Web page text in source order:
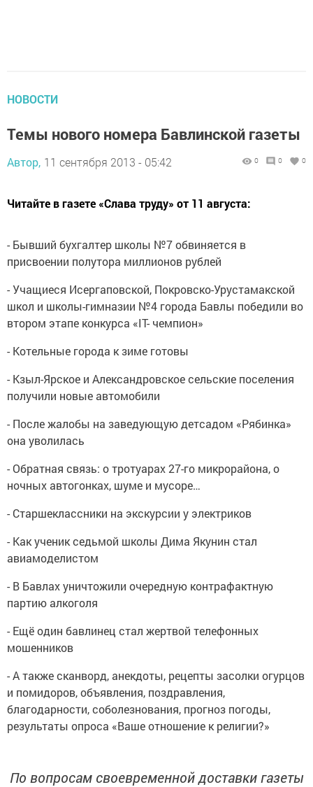
НОВОСТИ
Темы нового номера Бавлинской газеты
Автор, 11 сентября 2013 - 05:42 0 0 0
Читайте в газете «Слава труду» от 11 августа:
- Бывший бухгалтер школы №7 обвиняется в
присвоении полутора миллионов рублей
- Учащиеся Исергаповской, Покровско-Урустамакской
школ и школы-гимназии №4 города Бавлы победили во
втором этапе конкурса «IT- чемпион»
- Котельные города к зиме готовы
- Кзыл-Ярское и Александровское сельские поселения
получили новые автомобили
- После жалобы на заведующую детсадом «Рябинка»
она уволилась
- Обратная связь: о тротуарах 27-го микрорайона, о
ночных автогонках, шуме и мусоре…
- Старшеклассники на экскурсии у электриков
- Как ученик седьмой школы Дима Якунин стал
авиамоделистом
- В Бавлах уничтожили очередную контрафактную
партию алкоголя
- Ещё один бавлинец стал жертвой телефонных
мошенников
- А также сканворд, анекдоты, рецепты засолки огурцов
и помидоров, объявления, поздравления,
благодарности, соболезнования, прогноз погоды,
результаты опроса «Ваше отношение к религии?»
По вопросам своевременной доставки газеты